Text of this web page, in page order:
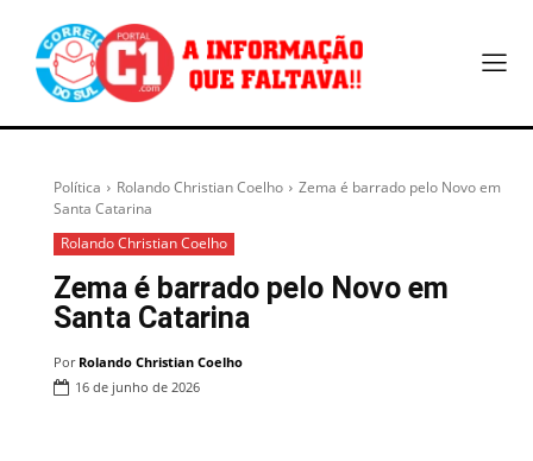
Política Rolando Christian Coelho
Zema é barrado pelo Novo em
Santa Catarina
Rolando Christian Coelho
Zema é barrado pelo Novo em
Santa Catarina
Por Rolando Christian Coelho
16 de junho de 2026